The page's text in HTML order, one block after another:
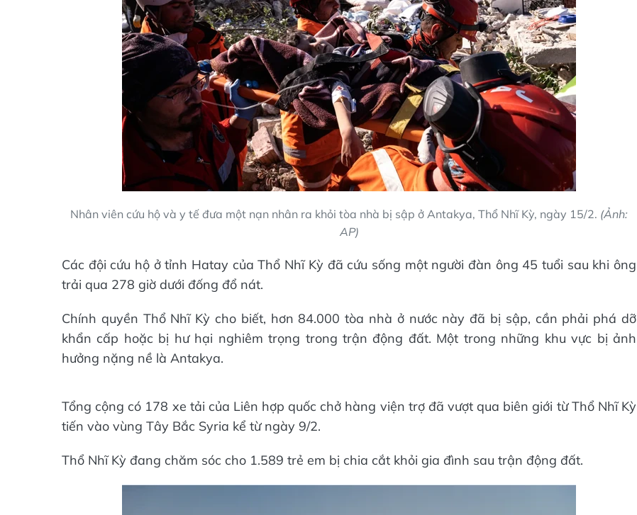
Nhân viên cứu hộ và y tế đưa một nạn nhân ra khỏi tòa nhà bị sập ở Antakya, Thổ Nhĩ Kỳ, ngày 15/2. (Ảnh:
AP)
Các đội cứu hộ ở tỉnh Hatay của Thổ Nhĩ Kỳ đã cứu sống một người đàn ông 45 tuổi sau khi ông
trải qua 278 giờ dưới đống đổ nát.
Chính quyền Thổ Nhĩ Kỳ cho biết, hơn 84.000 tòa nhà ở nước này đã bị sập, cần phải phá dỡ
khẩn cấp hoặc bị hư hại nghiêm trọng trong trận động đất. Một trong những khu vực bị ảnh
hưởng nặng nề là Antakya.
Tổng cộng có 178 xe tải của Liên hợp quốc chở hàng viện trợ đã vượt qua biên giới từ Thổ Nhĩ Kỳ
tiến vào vùng Tây Bắc Syria kể từ ngày 9/2.
Thổ Nhĩ Kỳ đang chăm sóc cho 1.589 trẻ em bị chia cắt khỏi gia đình sau trận động đất.